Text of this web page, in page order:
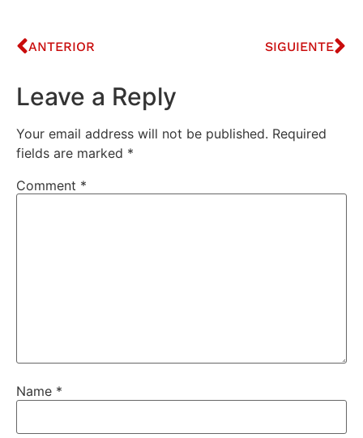
ANTERIOR SIGUIENTE
Leave a Reply
Your email address will not be published. Required
fields are marked *
Comment *
Name *